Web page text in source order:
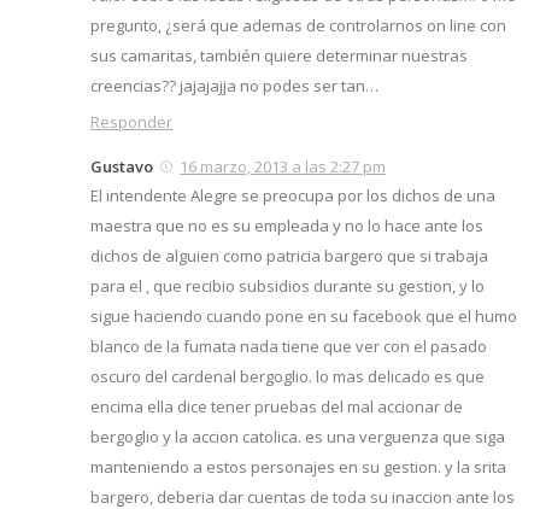
pregunto, ¿será que ademas de controlarnos on line con
sus camaritas, también quiere determinar nuestras
creencias?? jajajajja no podes ser tan…
Responder
Gustavo
16 marzo, 2013 a las 2:27 pm
El intendente Alegre se preocupa por los dichos de una
maestra que no es su empleada y no lo hace ante los
dichos de alguien como patricia bargero que si trabaja
para el , que recibio subsidios durante su gestion, y lo
sigue haciendo cuando pone en su facebook que el humo
blanco de la fumata nada tiene que ver con el pasado
oscuro del cardenal bergoglio. lo mas delicado es que
encima ella dice tener pruebas del mal accionar de
bergoglio y la accion catolica. es una verguenza que siga
manteniendo a estos personajes en su gestion. y la srita
bargero, deberia dar cuentas de toda su inaccion ante los